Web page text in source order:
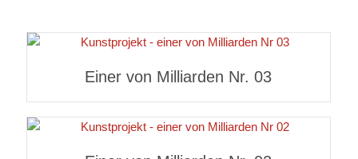
Einer von Milliarden Nr. 03